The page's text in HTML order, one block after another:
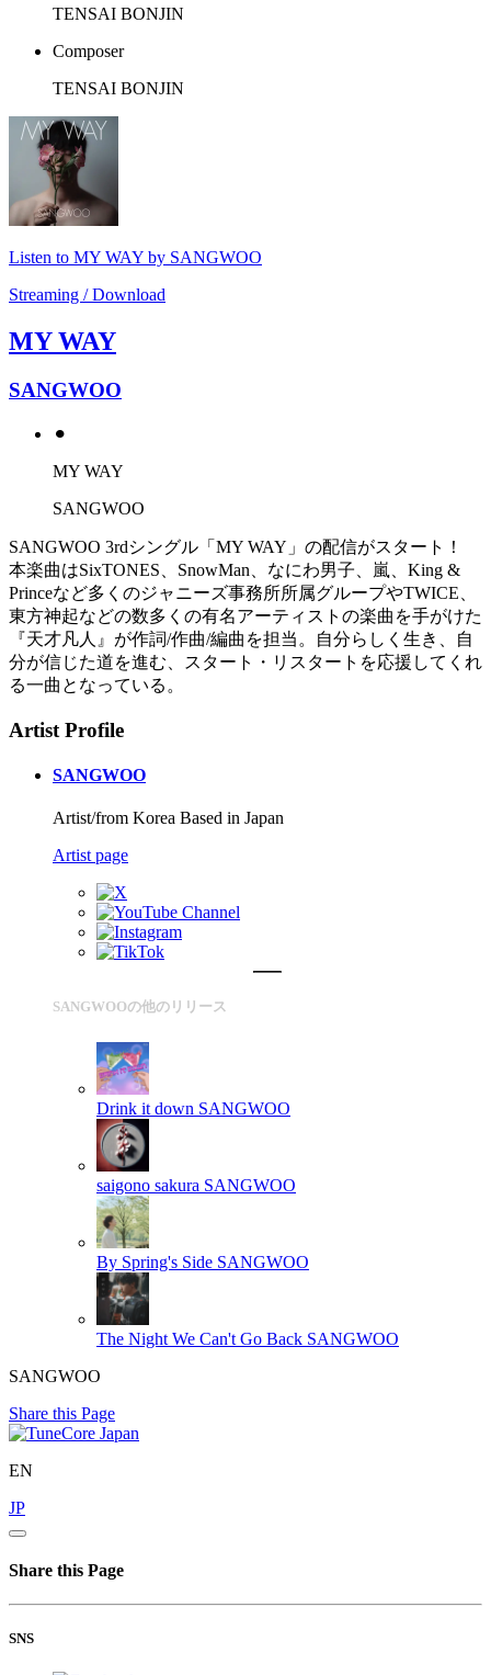
TENSAI BONJIN
Composer
TENSAI BONJIN
Listen to MY WAY by SANGWOO
Streaming / Download
MY WAY
SANGWOO
⚫︎
MY WAY
SANGWOO
SANGWOO 3rdシングル「MY WAY」の配信がスタート！
本楽曲はSixTONES、SnowMan、なにわ男子、嵐、King &
Princeなど多くのジャニーズ事務所所属グループやTWICE、
東方神起などの数多くの有名アーティストの楽曲を手がけた
『天才凡人』が作詞/作曲/編曲を担当。自分らしく生き、自
分が信じた道を進む、スタート・リスタートを応援してくれ
る一曲となっている。
Artist Profile
SANGWOO
Artist/from Korea Based in Japan
Artist page
SANGWOOの他のリリース
Drink it down SANGWOO
saigono sakura SANGWOO
By Spring's Side SANGWOO
The Night We Can't Go Back SANGWOO
SANGWOO
Share this Page
EN
JP
Share this Page
SNS